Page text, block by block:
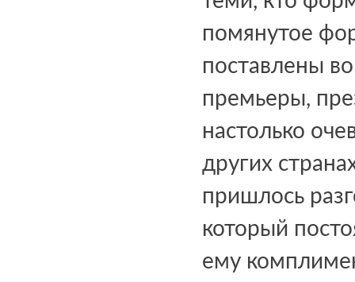
помянутое
поставлены
премьеры,
настолько
других
пришлось
который
ему